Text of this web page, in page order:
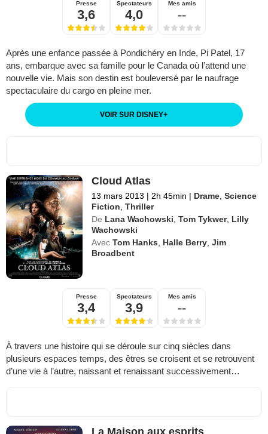
Presse
3,6
Spectateurs
4,0
Mes amis
--
Après une enfance passée à Pondichéry en Inde, Pi Patel, 17
ans, embarque avec sa famille pour le Canada où l’attend une
nouvelle vie. Mais son destin est bouleversé par le naufrage
spectaculaire du cargo en pleine mer.
VOIR SUR DISNEY+
Cloud Atlas
13 mars 2013 | 2h 45min | Drame,Science
Fiction,Thriller
De Lana Wachowski,Tom Tykwer, Lilly
Wachowski
Avec Tom Hanks, Halle Berry,Jim
Broadbent
Presse
3,4
Spectateurs
3,9
Mes amis
--
À travers une histoire qui se déroule sur cinq siècles dans
plusieurs espaces temps, des êtres se croisent et se retrouvent
d’une vie à l’autre, naissant et renaissant successivement…